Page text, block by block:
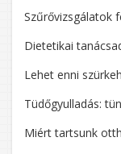
Szűrővizsgálatok
Dietetikai
Lehet enni
Tüdőgyulladás:
Miért tartsunk